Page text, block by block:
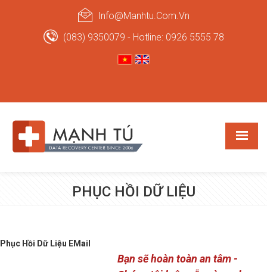
Info@manhtu.com.vn
(083) 9350079 - Hotline: 0926 5555 78
PHỤC HỒI DỮ LIỆU
Phục Hồi Dữ Liệu EMail
Bạn sẽ hoàn toàn an tâm -